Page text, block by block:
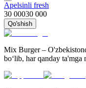
Apelsinli fresh
30 00030 000
Qo'shish
Mix Burger –
bo‘lib, har qanday